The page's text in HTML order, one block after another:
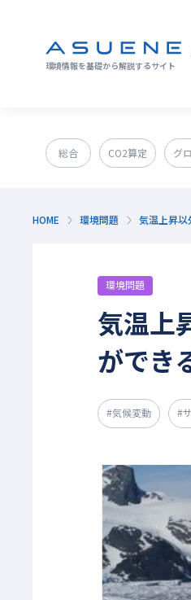
環境情報を基礎から解説するサイト
総合 CO2算定 グ
HOME 環境問題 気温上昇以
環境問題
気温上
ができ
#気候変動 #